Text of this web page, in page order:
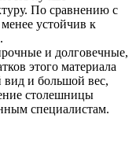
По сравнению с
устойчив к
и долговечные,
этого материала
вид и большой вес,
столешницы
специалистам.